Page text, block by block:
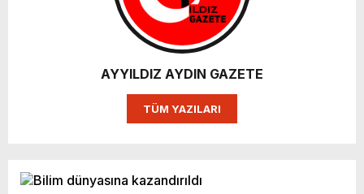
AYYILDIZ AYDIN GAZETE
TÜM YAZILARI